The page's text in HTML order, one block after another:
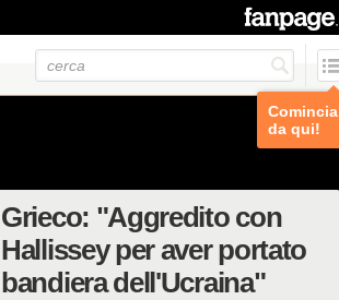
Comincia
da qui!
Grieco: "Aggredito con
Hallissey per aver portato
bandiera dell'Ucraina"